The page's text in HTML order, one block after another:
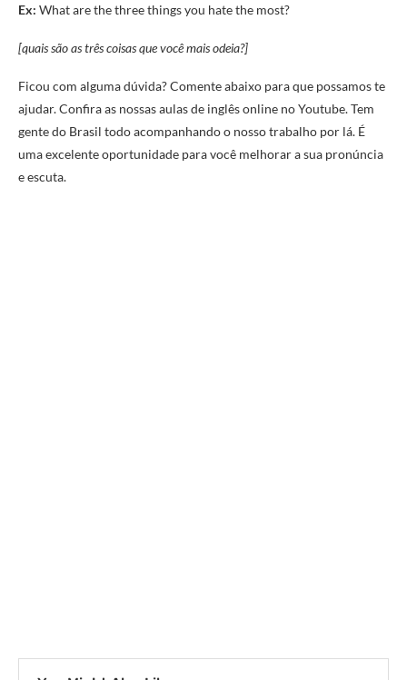
Ex: What are the three things you hate the most?
[quais são as três coisas que você mais odeia?]
Ficou com alguma dúvida? Comente abaixo para que possamos te
ajudar. Confira as nossas aulas de inglês online no Youtube. Tem
gente do Brasil todo acompanhando o nosso trabalho por lá. É
uma excelente oportunidade para você melhorar a sua pronúncia
e escuta.